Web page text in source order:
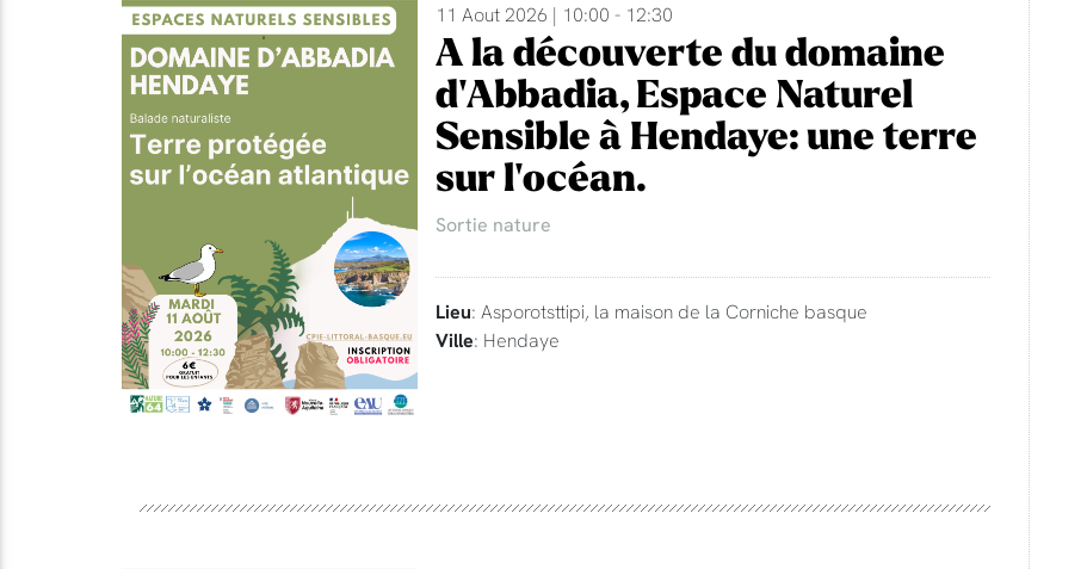
11 Aout 2026 | 10:00 - 12:30
A la découverte du domaine
d'Abbadia, Espace Naturel
Sensible à Hendaye: une terre
sur l'océan.
Sortie nature
Lieu: Asporotsttipi, la maison de la Corniche basque
Ville: Hendaye